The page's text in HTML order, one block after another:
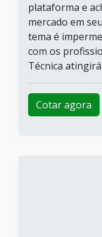
plataforma e
mercado em
tema é
com os
Técnica
Cotar agora